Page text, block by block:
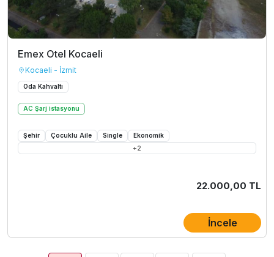
Emex Otel Kocaeli
Kocaeli - İzmit
Oda Kahvaltı
AC Şarj istasyonu
Şehir Çocuklu Aile Single
Ekonomik
+2
22.000,00 TL
İncele